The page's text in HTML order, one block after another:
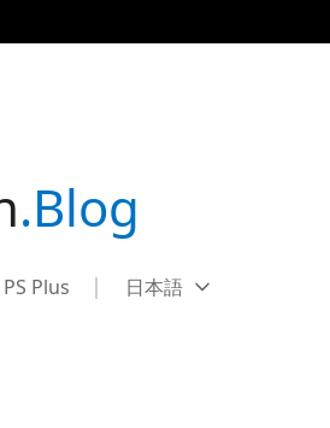
.Blog
PS Plus Select
Current
日本語